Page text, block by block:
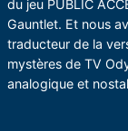
du jeu PUBLIC
Gauntlet. Et nous
traducteur de la
mystères de TV
analogique et